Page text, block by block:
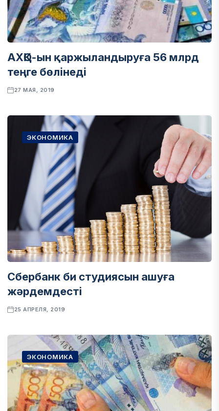
АХҚО-ын қаржыландыруға 56 млрд
теңге бөлінеді
27 МАЯ, 2019
ЭКОНОМИКА
Сбербанк би студиясын ашуға
жәрдемдесті
25 АПРЕЛЯ, 2019
ЭКОНОМИКА